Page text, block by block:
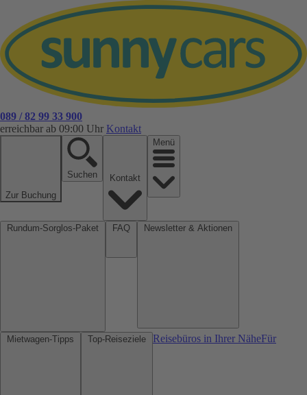
089 / 82 99 33 900
erreichbar ab 09:00 Uhr Kontakt
Zur Buchung
Suchen
Menü
Reisebüros in Ihrer NäheFür